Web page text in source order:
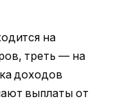
на
треть — на
доходов
выплаты от